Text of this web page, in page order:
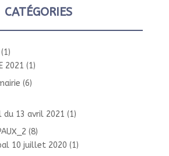
CATÉGORIES
(1)
2021 (1)
(6)
du 13 avril 2021 (1)
(8)
10 juillet 2020 (1)